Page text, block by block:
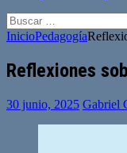
Buscar:
InicioPedagogía
Reflexiones
30 junio, 2025 Gabriel